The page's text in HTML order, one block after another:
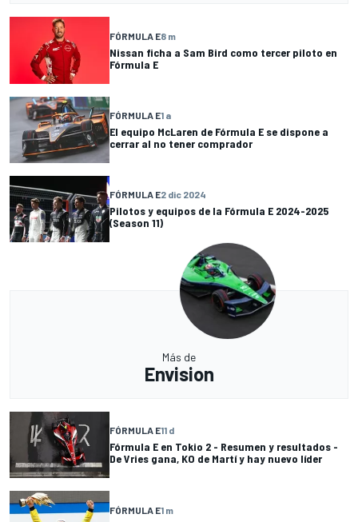
FÓRMULA E8 m
Nissan ficha a Sam Bird como tercer piloto en
Fórmula E
FÓRMULA E1 a
El equipo McLaren de Fórmula E se dispone a
cerrar al no tener comprador
FÓRMULA E2 dic 2024
Pilotos y equipos de la Fórmula E 2024-2025
(Season 11)
Más de
Envision
FÓRMULA E11 d
Fórmula E en Tokio 2 - Resumen y resultados -
De Vries gana, KO de Martí y hay nuevo líder
FÓRMULA E1 m